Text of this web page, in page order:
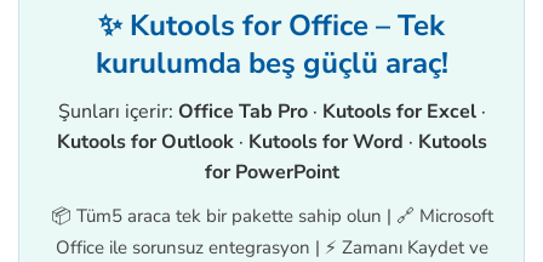
✨ Kutools for Office – Tek
kurulumda beş güçlü araç!
Şunları içerir: Office Tab Pro· Kutools for Excel·
Kutools for Outlook· Kutools for Word · Kutools
for PowerPoint
📦 Tüm5 araca tek bir pakette sahip olun | 🔗 Microsoft
Office ile sorunsuz entegrasyon | ⚡ Zamanı Kaydet ve